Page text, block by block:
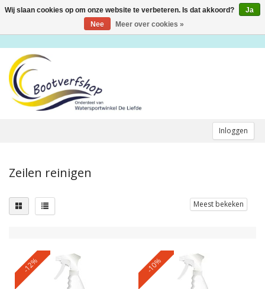
Inloggen
Toggle
Zeilen reinigen
Meest bekeken
-12% -10%
Wij slaan cookies op om onze website te verbeteren. Is dat akkoord?
Ja
Nee
Meer over cookies »